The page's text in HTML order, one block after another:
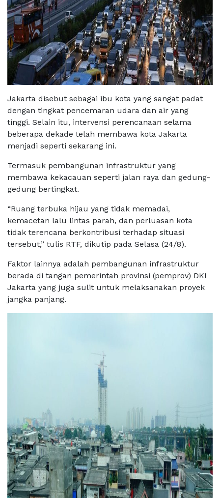
Jakarta disebut sebagai ibu kota yang sangat padat
dengan tingkat pencemaran udara dan air yang
tinggi. Selain itu, intervensi perencanaan selama
beberapa dekade telah membawa kota Jakarta
menjadi seperti sekarang ini.
Termasuk pembangunan infrastruktur yang
membawa kekacauan seperti jalan raya dan gedung-
gedung bertingkat.
“Ruang terbuka hijau yang tidak memadai,
kemacetan lalu lintas parah, dan perluasan kota
tidak terencana berkontribusi terhadap situasi
tersebut,” tulis RTF, dikutip pada Selasa (24/8).
Faktor lainnya adalah pembangunan infrastruktur
berada di tangan pemerintah provinsi (pemprov) DKI
Jakarta yang juga sulit untuk melaksanakan proyek
jangka panjang.